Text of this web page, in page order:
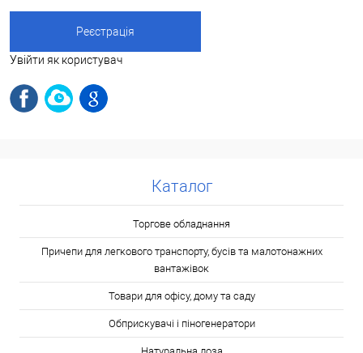
Увійти як користувач
Каталог
Торгове обладнання
Причепи для легкового транспорту, бусів та малотонажних
вантажівок
Товари для офісу, дому та саду
Обприскувачі і піногенератори